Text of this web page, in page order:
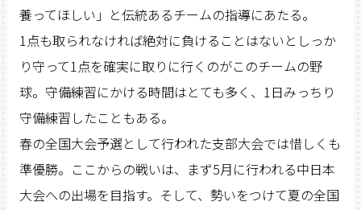
養ってほしい」と伝統あるチームの指導にあたる。
1点も取られなければ絶対に負けることはないとしっか
り守って1点を確実に取りに行くのがこのチームの野
球。守備練習にかける時間はとても多く、1日みっちり
守備練習したこともある。
春の全国大会予選として行われた支部大会では惜しくも
準優勝。ここからの戦いは、まず5月に行われる中日本
大会への出場を目指す。そして、勢いをつけて夏の全国